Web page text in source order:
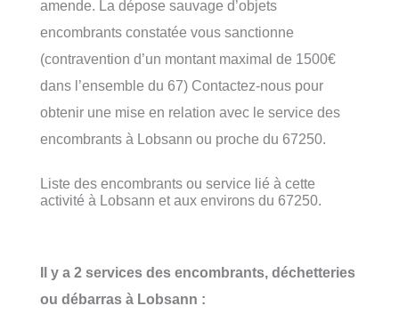
amende. La dépose sauvage d’objets
encombrants constatée vous sanctionne
(contravention d’un montant maximal de 1500€
dans l’ensemble du 67) Contactez-nous pour
obtenir une mise en relation avec le service des
encombrants à Lobsann ou proche du 67250.
Liste des encombrants ou service lié à cette
activité à Lobsann et aux environs du 67250.
Il y a 2 services des encombrants, déchetteries
ou débarras à Lobsann :